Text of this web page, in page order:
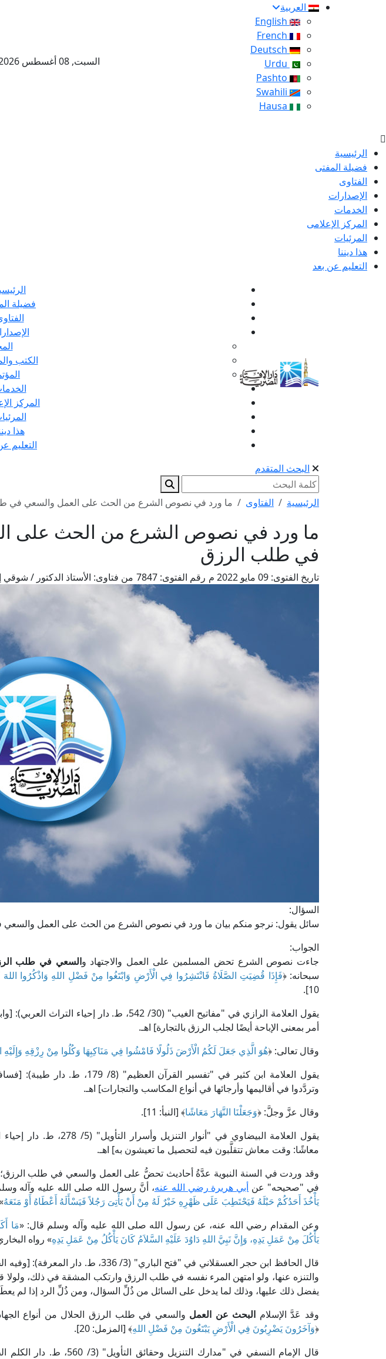
العربية
السبت, 08 أغسطس 2026 – 25 صفر 1448 هـ
الرئيسية
فضيلة المفتى
الفتاوى
الإصدارات
الخدمات
المركز الإعلامى
المرئيات
هذا ديننا
التعليم عن بعد
فضيلة
الكتب
المركز
هذا
التعليم
البحث المتقدم
الرئيسية الفتاوى ما ورد في نصوص الشرع من الحث على العمل والسعي في
ما ورد في نصوص الشرع من الحث على
في طلب الرزق
تاريخ الفتوى: رقم الفتوى: من فتاوى: الأستاذ الدكتور / شوقي
السؤال:
سائل يقول: نرجو منكم بيان ما ورد في نصوص الشرع من الحث على العمل
الجواب:
جاءت نصوص الشرع تحض المسلمين على العمل والاجتهاد والسعي في طلب
سبحانه: ﴿فَإِذَا قُضِيَتِ الصَّلَاةُ فَانْتَشِرُوا فِي الْأَرْضِ وَابْتَغُوا مِنْ فَضْلِ اللهِ وَاذْكُرُوا اللهَ
10].
يقول العلامة الرازي في "مفاتيح الغيب" (30/ 542، ط. دار
أمر بمعنى الإباحة أيضًا لجلب الرزق بالتجارة] اهـ.
وقال تعالى: ﴿هُوَ الَّذِي جَعَلَ لَكُمُ الْأَرْضَ ذَلُولًا فَامْشُوا فِي مَنَاكِبِهَا وَكُلُوا مِنْ رِزْقِهِ وَإِلَيْهِ
يقول العلامة ابن كثير في "تفسير القرآن
وتردَّدوا في أقاليمها وأرجائها في أنواع المكاسب والتجارات] اهـ.
وقال عزَّ وجلَّ: ﴿وَجَعَلْنَا النَّهَارَ مَعَاشًا﴾ [النبأ: 11].
يقول العلامة البيضاوي في "أنوار
معاشًا: وقت معاش تتقلَّبون فيه لتحصيل ما تعيشون به] اهـ.
وقد وردت في السنة النبوية عدَّةُ أحاديث تحضُّ على العمل والسعي في طلب الرزق؛
في "صحيحه" عن أبي هريرة رضي الله عنه، أنَّ رسول الله صلى الله عليه وآله
يَأْخُذَ أَحَدُكُمْ حَبْلَهُ فَيَحْتَطِبَ عَلَى ظَهْرِهِ خَيْرٌ لَهُ مِنْ أَنْ يَأْتِىَ رَجُلاً فَيَسْأَلَهُ أَعْطَاهُ أَوْ مَنَعَهُ
وعن المقدام رضي الله عنه، عن رسول الله صلى الله عليه وآله وسلم قال: «مَا
يَأْكُلَ مِنْ عَمَلِ يَدِهِ، وَإِنَّ نَبِيَّ اللهِ دَاوُدَ عَلَيْهِ السَّلاَمُ كَانَ يَأْكُلُ مِنْ عَمَلِ يَدِهِ» رواه
قال الحافظ ابن حجر العسقلاني في "فتح الباري"
والتنزه عنها، ولو امتهن المرء نفسه في طلب الرزق وارتكب المشقة في ذلك،
يفضل ذلك عليها، وذلك لما يدخل على السائل من ذُلِّ السؤال، ومن ذُلِّ الرد إذا لم
وقد عَدَّ الإسلام البحث عن العمل والسعي في طلب الرزق الحلال من أنواع
﴿وَآخَرُونَ يَضْرِبُونَ فِي الْأَرْضِ يَبْتَغُونَ مِنْ فَضْلِ اللهِ﴾ [المزمل: 20].
قال الإمام النسفي في "مدارك التنزيل وحقائق التأويل" (3/ 560، ط. دار الكلم الطيب): [﴿